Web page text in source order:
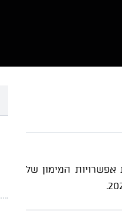
המימון של